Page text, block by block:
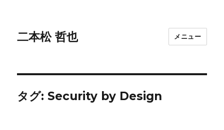
二本松 哲也 メニュー
タグ: Security by Design